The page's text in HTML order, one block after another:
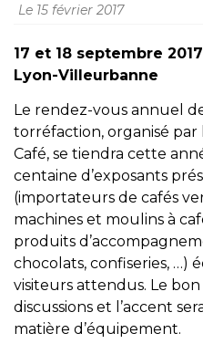
Le 15 février 2017
17 et 18 septembre
Lyon-Villeurbanne
Le rendez-vous annuel
torréfaction, organisé par
Café, se tiendra cette
centaine d’exposants
(importateurs de cafés
machines et moulins à
produits
chocolats, confiseries, …)
visiteurs attendus. Le
discussions et l’accent
matière d’équipement.